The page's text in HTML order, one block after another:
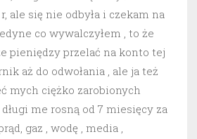
ale się nie odbyła i czekam na
co wywalczyłem , to że
pieniędzy przelać na konto tej
aż do odwołania , ale ja też
mych ciężko zarobionych
me rosną od 7 miesięcy za
gaz , wodę , media ,